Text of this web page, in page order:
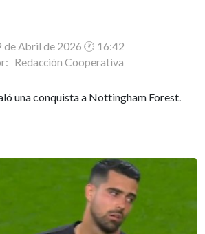
de Abril de 2026 🕐 16:42
Redacción Cooperativa
una conquista a Nottingham Forest.